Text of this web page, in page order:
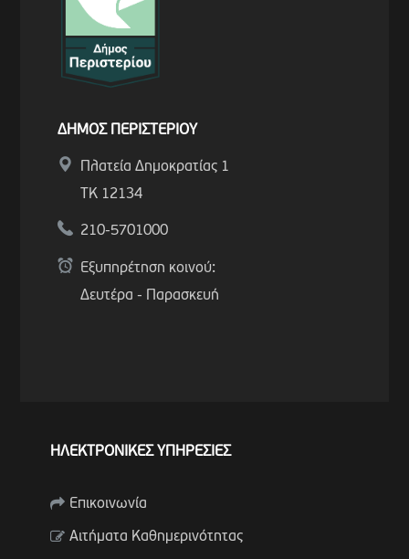
ΔΗΜΟΣ ΠΕΡΙΣΤΕΡΙΟΥ
Πλατεία Δημοκρατίας 1
ΤΚ 12134
210-5701000
Εξυπηρέτηση κοινού:
Δευτέρα - Παρασκευή
ΗΛΕΚΤΡΟΝΙΚΕΣ ΥΠΗΡΕΣΙΕΣ
Επικοινωνία
Αιτήματα Καθημερινότητας